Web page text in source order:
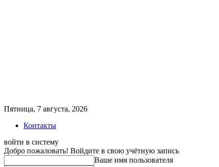
Пятница, 7 августа, 2026
Контакты
войти в систему
Добро пожаловать! Войдите в свою учётную запись
Ваше имя пользователя